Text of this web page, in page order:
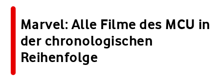
Marvel: Alle Filme des MCU in
der chronologischen
Reihenfolge